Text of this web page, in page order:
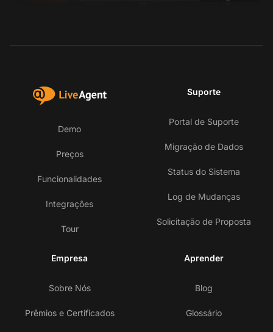
Demo
Preços
Funcionalidades
Integrações
Tour
Suporte
Portal de Suporte
Migração de Dados
Status do Sistema
Log de Mudanças
Solicitação de Proposta
Empresa
Sobre Nós
Prêmios e Certificados
Aprender
Blog
Glossário